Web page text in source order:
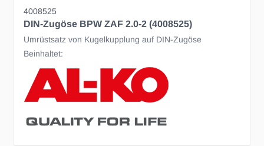
4008525
DIN-Zugöse BPW ZAF 2.0-2 (4008525)
Umrüstsatz von Kugelkupplung auf DIN-Zugöse
Beinhaltet: